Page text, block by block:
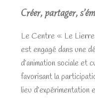
Créer, partager,
Le Centre « Le Lierre
est engagé dans une
d’animation sociale
favorisant la
lieu